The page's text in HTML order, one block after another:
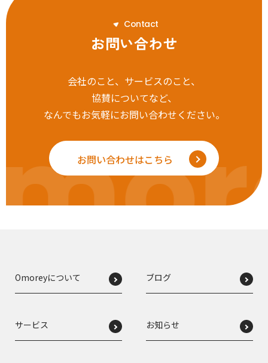
Contact
お問い合わせ
会社のこと、サービスのこと、
協賛についてなど、
なんでもお気軽にお問い合わせください。
お問い合わせはこちら
Omoreyについて
サービス
ブログ
お知らせ